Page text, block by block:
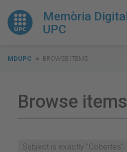
Memòria Digital
UPC
You
MDUPC BROWSE ITEMS
Browse items
Subject is exactly "Cobertes"